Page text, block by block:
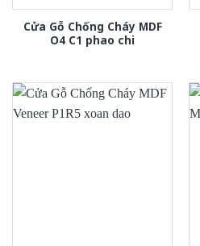
Cửa Gỗ Chống Cháy MDF
O4 C1 phao chi